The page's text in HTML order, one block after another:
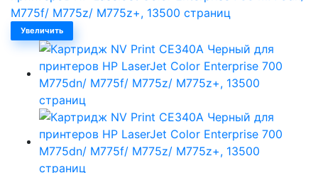
Увеличить